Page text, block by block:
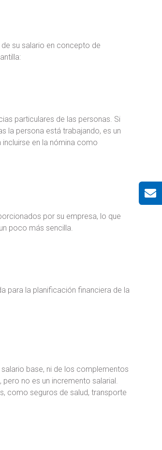
su salario en concepto de
particulares de las personas. Si
la persona está trabajando, es un
incluirse en la nómina como
por su empresa, lo que
poco más sencilla.
para la planificación financiera de la
base, ni de los complementos
no es un incremento salarial.
como seguros de salud, transporte